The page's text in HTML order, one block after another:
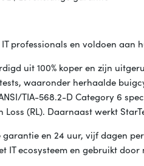
professionals en voldoen aan
uit 100% koper en zijn
waaronder herhaalde
TIA-568.2-D Category 6
(RL). Daarnaast werkt
en 24 uur, vijf dagen
ecosysteem en gebruikt